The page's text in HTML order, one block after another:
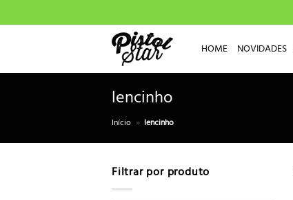
to
HOME NOVIDADES
lencinho
Início » lencinho
Filtrar por produto